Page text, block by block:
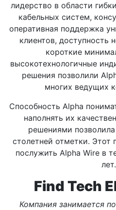
лидерство в области
кабельных систем,
оперативная поддержка
клиентов, доступность
короткие
высокотехнологичные
решения позволили
многих ведущих
Способность Alpha
наполнять их
решениями
столетней отметки.
послужить Alpha Wire в
лет.
Find Tech
Компания занимается